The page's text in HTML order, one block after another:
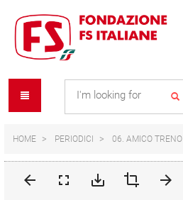
content
navigation
menu
HOME PERIODICI 06. AMICO TRENO